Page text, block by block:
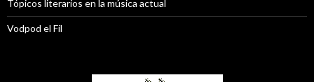
Tópicos literarios en la música actual
Vodpod el Fil